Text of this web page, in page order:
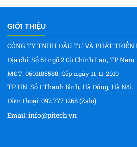
GIỚI THIỆU
CÔNG TY TNHH ĐẦU TƯ VÀ PHÁT TRIỂN
Địa chỉ: Số 61 ngõ 2 Cù Chính Lan, TP
MST: 0601185588. Cấp ngày 11-11-2019
TP HN: Số 1 Thanh Bình, Hà Đông, Hà Nội.
Điện thoại: 092 777 1268 (Zalo)
Email:info@pitech.vn